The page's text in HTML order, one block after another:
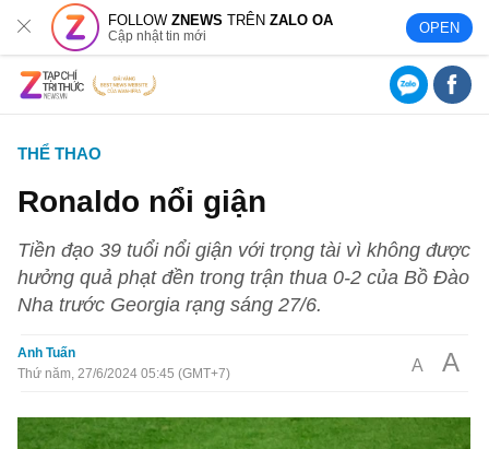
FOLLOWZNEWS TRÊNZALO OA
Cập nhật tin mới OPEN
THỂ THAO
Ronaldo nổi giận
Tiền đạo 39 tuổi nổi giận với trọng tài vì không được
hưởng quả phạt đền trong trận thua 0-2 của Bồ Đào
Nha trước Georgia rạng sáng 27/6.
Anh Tuấn
Thứ năm, 27/6/2024 05:45 (GMT+7)
A A